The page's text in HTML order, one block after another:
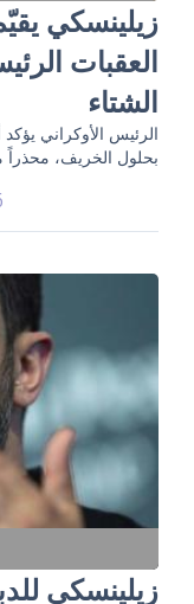
زيلينسكي
العقبات
الشتاء
الرئيس الأوكراني
بحلول الخريف، محذراً
زيلينسكي